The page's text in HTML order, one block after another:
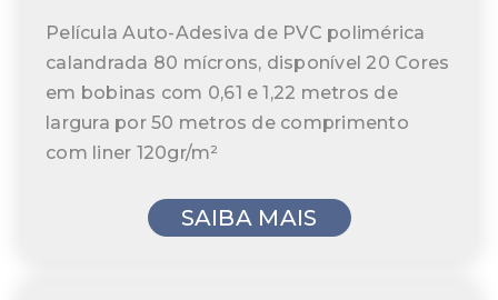
Película Auto-Adesiva de PVC polimérica
calandrada 80 mícrons, disponível 20 Cores
em bobinas com 0,61 e 1,22 metros de
largura por 50 metros de comprimento
com liner 120gr/m²
SAIBA MAIS